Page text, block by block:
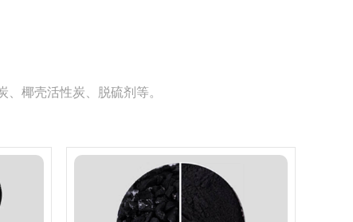
椰壳活性炭、脱硫剂等。